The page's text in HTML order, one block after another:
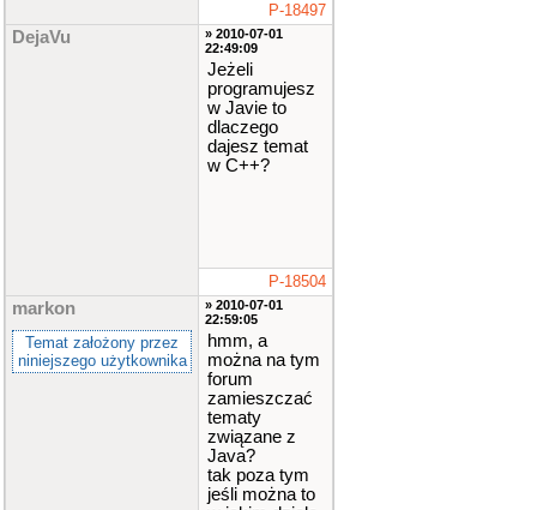
P-18497
DejaVu
» 2010-07-01
22:49:09
Jeżeli
programujesz
w Javie to
dlaczego
dajesz temat
w C++?
P-18504
markon
Temat założony przez
niniejszego użytkownika
» 2010-07-01
22:59:05
hmm, a
można na tym
forum
zamieszczać
tematy
związane z
Java?
tak poza tym
jeśli można to